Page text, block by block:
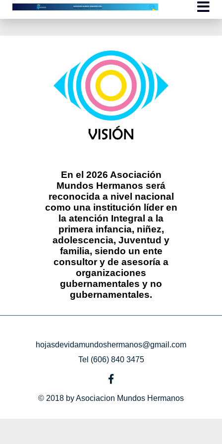
En el 2026 Asociación
Mundos Hermanos será
reconocida a nivel nacional
como una institución líder en
la atención Integral a la
primera infancia, niñez,
adolescencia, Juventud y
familia, siendo un ente
consultor y de asesoría a
organizaciones
gubernamentales y no
gubernamentales.
hojasdevidamundoshermanos@gmail.com
Tel (606) 840 3475
© 2018 by Asociacion Mundos Hermanos